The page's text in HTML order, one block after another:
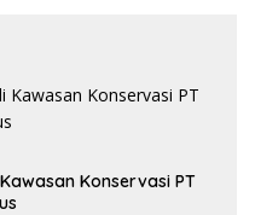
Konservasi PT